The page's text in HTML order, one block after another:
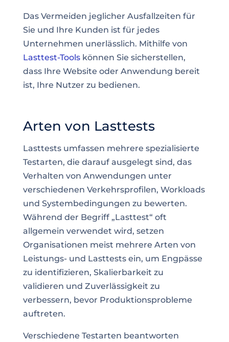
Das Vermeiden jeglicher Ausfallzeiten für
Sie und Ihre Kunden ist für jedes
Unternehmen unerlässlich. Mithilfe von
Lasttest-Toolskönnen Sie sicherstellen,
dass Ihre Website oder Anwendung bereit
ist, Ihre Nutzer zu bedienen.
Arten von Lasttests
Lasttests umfassen mehrere spezialisierte
Testarten, die darauf ausgelegt sind, das
Verhalten von Anwendungen unter
verschiedenen Verkehrsprofilen, Workloads
und Systembedingungen zu bewerten.
Während der Begriff „Lasttest“ oft
allgemein verwendet wird, setzen
Organisationen meist mehrere Arten von
Leistungs- und Lasttests ein, um Engpässe
zu identifizieren, Skalierbarkeit zu
validieren und Zuverlässigkeit zu
verbessern, bevor Produktionsprobleme
auftreten.
Verschiedene Testarten beantworten